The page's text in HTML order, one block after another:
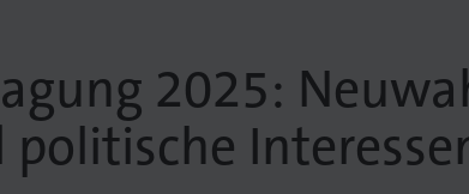
2025:
politische